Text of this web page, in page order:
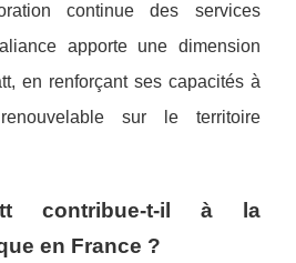
continue des services
apporte une dimension
en renforçant ses capacités à
sur le territoire
contribue-t-il à la
en France ?